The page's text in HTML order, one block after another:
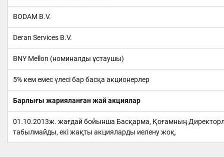
BODAM B.V.
Deran Services B.V.
BNY Mellon (номиналды ұстаушы)
5% кем емес үлесі бар басқа акционерлер
Барлығы жарияланған жай акциялар
01.10.2013ж. жағдай бойынша Басқарма, Қоғамның
табылмайды, екі жақты акцияларды иелену жоқ.